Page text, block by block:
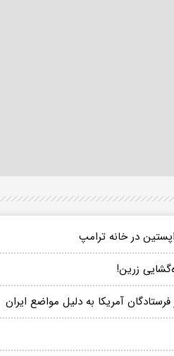
در خانه ترامپ
زرین!
آمریکا به دلیل مواضع ایران